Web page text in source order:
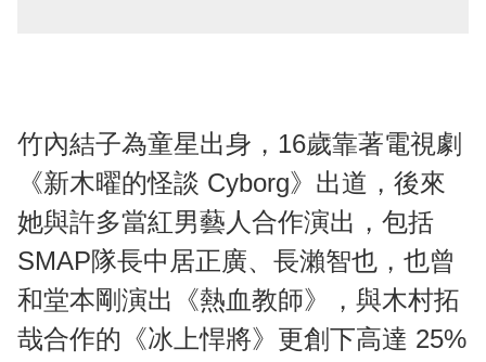
竹內結子為童星出身，16歲靠著電視劇
《新木曜的怪談 Cyborg》出道，後來
她與許多當紅男藝人合作演出，包括
SMAP隊長中居正廣、長瀨智也，也曾
和堂本剛演出《熱血教師》，與木村拓
哉合作的《冰上悍將》更創下高達 25%